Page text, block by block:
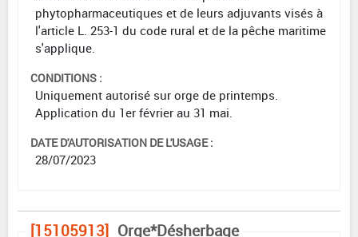
phytopharmaceutiques et de leurs adjuvants visés à
l'article L. 253-1 du code rural et de la pêche maritime
s'applique.
CONDITIONS :
Uniquement autorisé sur orge de printemps.
Application du 1er février au 31 mai.
DATE D'AUTORISATION DE L'USAGE :
28/07/2023
[15105913] Orge*Désherbage